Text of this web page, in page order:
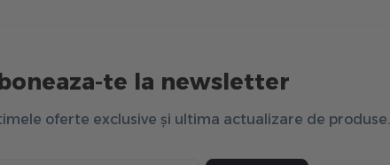
te la newsletter
oferte exclusive și ultima actualizare de produse.